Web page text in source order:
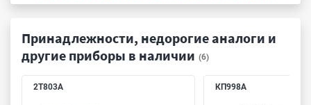
Принадлежности, недорогие аналоги и
другие приборы в наличии (6)
2Т803А КП998А